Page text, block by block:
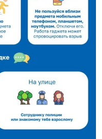
терроризму
в РФ